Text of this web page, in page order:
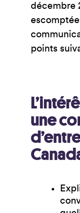
décembre
points
une